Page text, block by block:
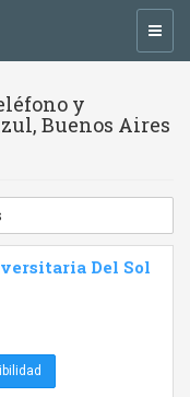
y
Buenos Aires
Del Sol